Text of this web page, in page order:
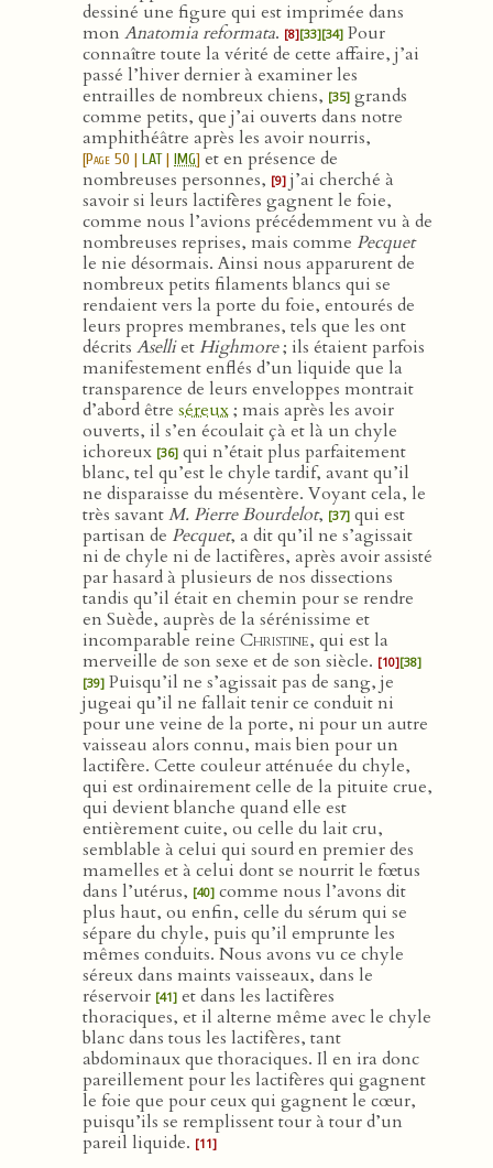
dessiné une figure qui est imprimée dans
mon Anatomia reformata. [8][33][34] Pour
connaître toute la vérité de cette affaire, j’ai
passé l’hiver dernier à examiner les
entrailles de nombreux chiens, [35] grands
comme petits, que j’ai ouverts dans notre
amphithéâtre après les avoir nourris,
[Page 50 | LAT| IMG] et en présence de
nombreuses personnes, [9] j’ai cherché à
savoir si leurs lactifères gagnent le foie,
comme nous l’avions précédemment vu à de
nombreuses reprises, mais comme Pecquet
le nie désormais. Ainsi nous apparurent de
nombreux petits filaments blancs qui se
rendaient vers la porte du foie, entourés de
leurs propres membranes, tels que les ont
décrits AsellietHighmore; ils étaient parfois
manifestement enflés d’un liquide que la
transparence de leurs enveloppes montrait
d’abord être séreux; mais après les avoir
ouverts, il s’en écoulait çà et là un chyle
ichoreux [36] qui n’était plus parfaitement
blanc, tel qu’est le chyle tardif, avant qu’il
ne disparaisse du mésentère. Voyant cela, le
très savantM. Pierre Bourdelot, [37] qui est
partisan de Pecquet, a dit qu’il ne s’agissait
ni de chyle ni de lactifères, après avoir assisté
par hasard à plusieurs de nos dissections
tandis qu’il était en chemin pour se rendre
en Suède, auprès de la sérénissime et
incomparable reine Christine, qui est la
merveille de son sexe et de son siècle. [10][38]
[39] Puisqu’il ne s’agissait pas de sang, je
jugeai qu’il ne fallait tenir ce conduit ni
pour une veine de la porte, ni pour un autre
vaisseau alors connu, mais bien pour un
lactifère. Cette couleur atténuée du chyle,
qui est ordinairement celle de la pituite crue,
qui devient blanche quand elle est
entièrement cuite, ou celle du lait cru,
semblable à celui qui sourd en premier des
mamelles et à celui dont se nourrit le fœtus
dans l’utérus, [40] comme nous l’avons dit
plus haut, ou enfin, celle du sérum qui se
sépare du chyle, puis qu’il emprunte les
mêmes conduits. Nous avons vu ce chyle
séreux dans maints vaisseaux, dans le
réservoir [41] et dans les lactifères
thoraciques, et il alterne même avec le chyle
blanc dans tous les lactifères, tant
abdominaux que thoraciques. Il en ira donc
pareillement pour les lactifères qui gagnent
le foie que pour ceux qui gagnent le cœur,
puisqu’ils se remplissent tour à tour d’un
pareil liquide. [11]